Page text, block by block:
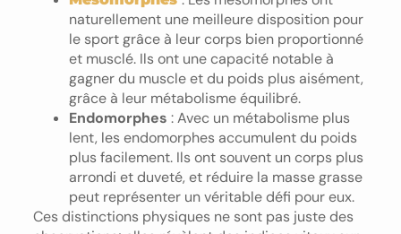
naturellement une meilleure disposition pour
le sport grâce à leur corps bien proportionné
et musclé. Ils ont une capacité notable à
gagner du muscle et du poids plus aisément,
grâce à leur métabolisme équilibré.
Endomorphes : Avec un métabolisme plus
lent, les endomorphes accumulent du poids
plus facilement. Ils ont souvent un corps plus
arrondi et duveté, et réduire la masse grasse
peut représenter un véritable défi pour eux.
Ces distinctions physiques ne sont pas juste des